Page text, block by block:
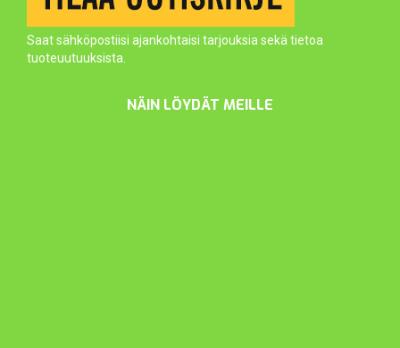
Saat sähköpostiisi ajankohtaisi tarjouksia sekä tietoa
tuoteuutuuksista.
NÄIN LÖYDÄT MEILLE